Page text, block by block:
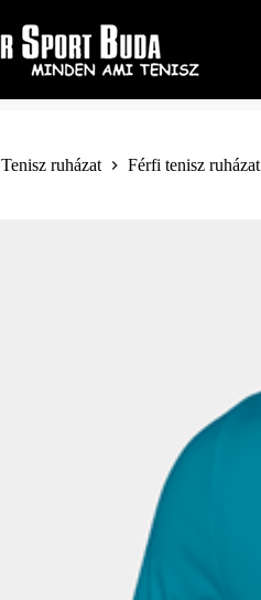
Tenisz ruházat Férfi tenisz ruházat